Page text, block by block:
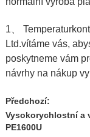
1、
Ltd.vítáme vás,
poskytneme vám
návrhy na nákup
Předchozí:
Vysokorychlostní a
PE1600U